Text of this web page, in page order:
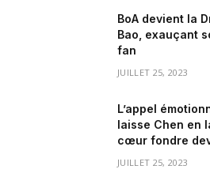
BoA devient la
Bao, exauçant
fan
JUILLET 25, 2023
L’appel
laisse Chen en
cœur fondre
JUILLET 25, 2023